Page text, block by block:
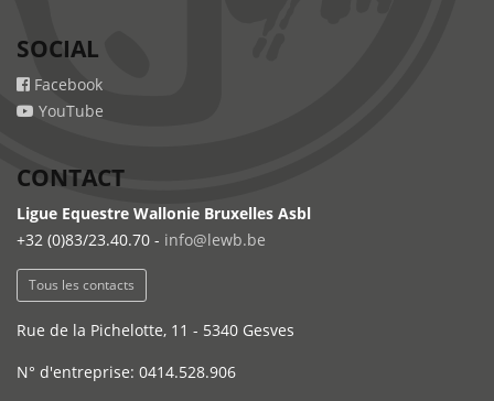
SOCIAL
Facebook
YouTube
CONTACT
Ligue Equestre Wallonie Bruxelles Asbl
+32 (0)83/23.40.70 - info@lewb.be
Tous les contacts
Rue de la Pichelotte, 11 - 5340 Gesves
N° d'entreprise: 0414.528.906